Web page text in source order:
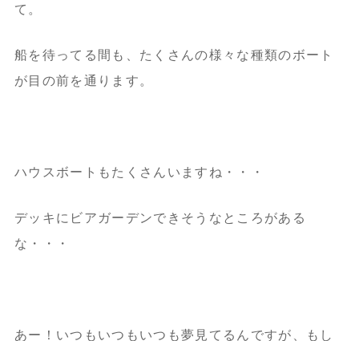
て。
船を待ってる間も、たくさんの様々な種類のボート
が目の前を通ります。
ハウスボートもたくさんいますね・・・
デッキにビアガーデンできそうなところがある
な・・・
あー！いつもいつもいつも夢見てるんですが、もし